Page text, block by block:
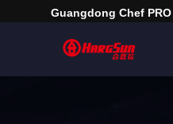
Guangdong Chef